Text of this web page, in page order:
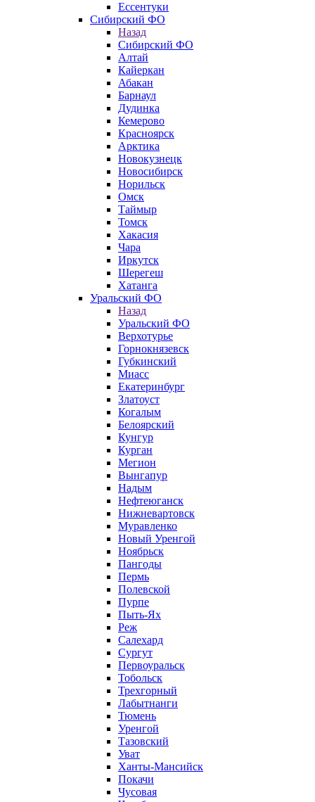
Ессентуки
Сибирский ФО
Назад
Сибирский ФО
Алтай
Кайеркан
Абакан
Барнаул
Дудинка
Кемерово
Красноярск
Арктика
Новокузнецк
Новосибирск
Норильск
Омск
Таймыр
Томск
Хакасия
Чара
Иркутск
Шерегеш
Хатанга
Уральский ФО
Назад
Уральский ФО
Верхотурье
Горнокнязевск
Губкинский
Миасс
Екатеринбург
Златоуст
Когалым
Белоярский
Кунгур
Курган
Мегион
Вынгапур
Надым
Нефтеюганск
Нижневартовск
Муравленко
Новый Уренгой
Ноябрьск
Пангоды
Пермь
Полевской
Пурпе
Пыть-Ях
Реж
Салехард
Сургут
Первоуральск
Тобольск
Трехгорный
Лабытнанги
Тюмень
Уренгой
Тазовский
Уват
Ханты-Мансийск
Покачи
Чусовая